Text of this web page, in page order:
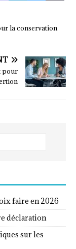
la conservation
pour
faire en 2026
déclaration
sur les